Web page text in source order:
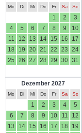
Mo Di Mi Do Fr Sa So
1 2
3
4
5 6 7 8 9
10
11
12 13 14 15 16
17
18
19 20 21 22 23
24
25
26 27 28 29 30 31
Dezember 2027
Mo Di Mi Do Fr Sa So
1 2 3 4
5
6
7 8 9 10 11
12
13
14 15 16 17 18
19